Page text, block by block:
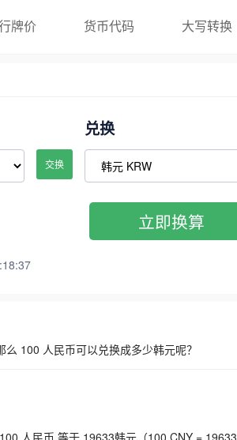
牌价 货币代码 大写转换
交换
兑换
立即换算
100 人民币可以兑换成多少韩元呢？